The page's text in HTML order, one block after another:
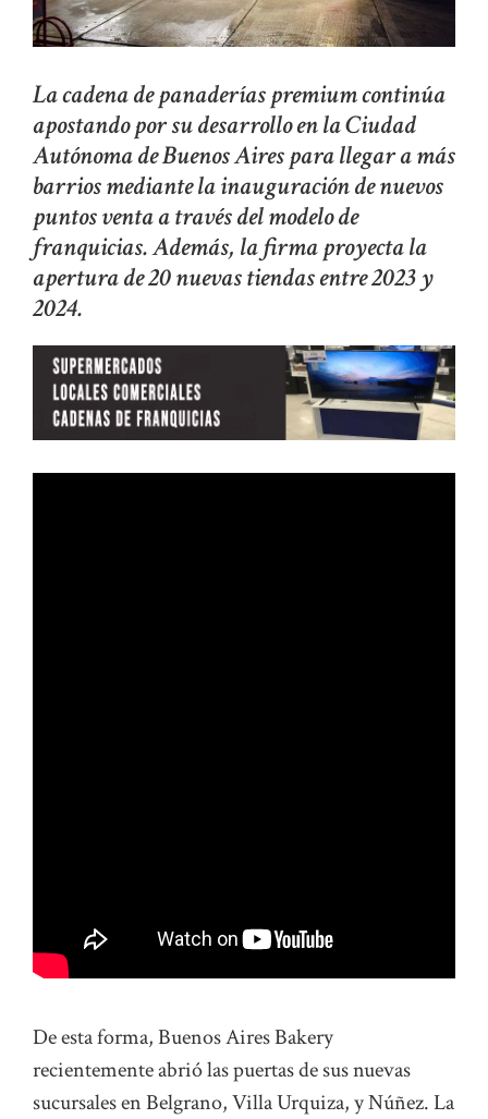
La cadena de panaderías premium continúa
apostando por su desarrollo en la Ciudad
Autónoma de Buenos Aires para llegar a más
barrios mediante la inauguración de nuevos
puntos venta a través del modelo de
franquicias. Además, la firma proyecta la
apertura de 20 nuevas tiendas entre 2023 y
2024.
De esta forma, Buenos Aires Bakery
recientemente abrió las puertas de sus nuevas
sucursales en Belgrano, Villa Urquiza, y Núñez. La